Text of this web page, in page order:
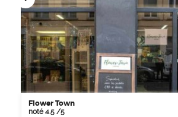
Flower Town
noté 4.5 /5